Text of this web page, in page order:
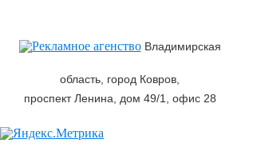
Владимирская
область, город Ковров,
проспект Ленина, дом 49/1, офис 28